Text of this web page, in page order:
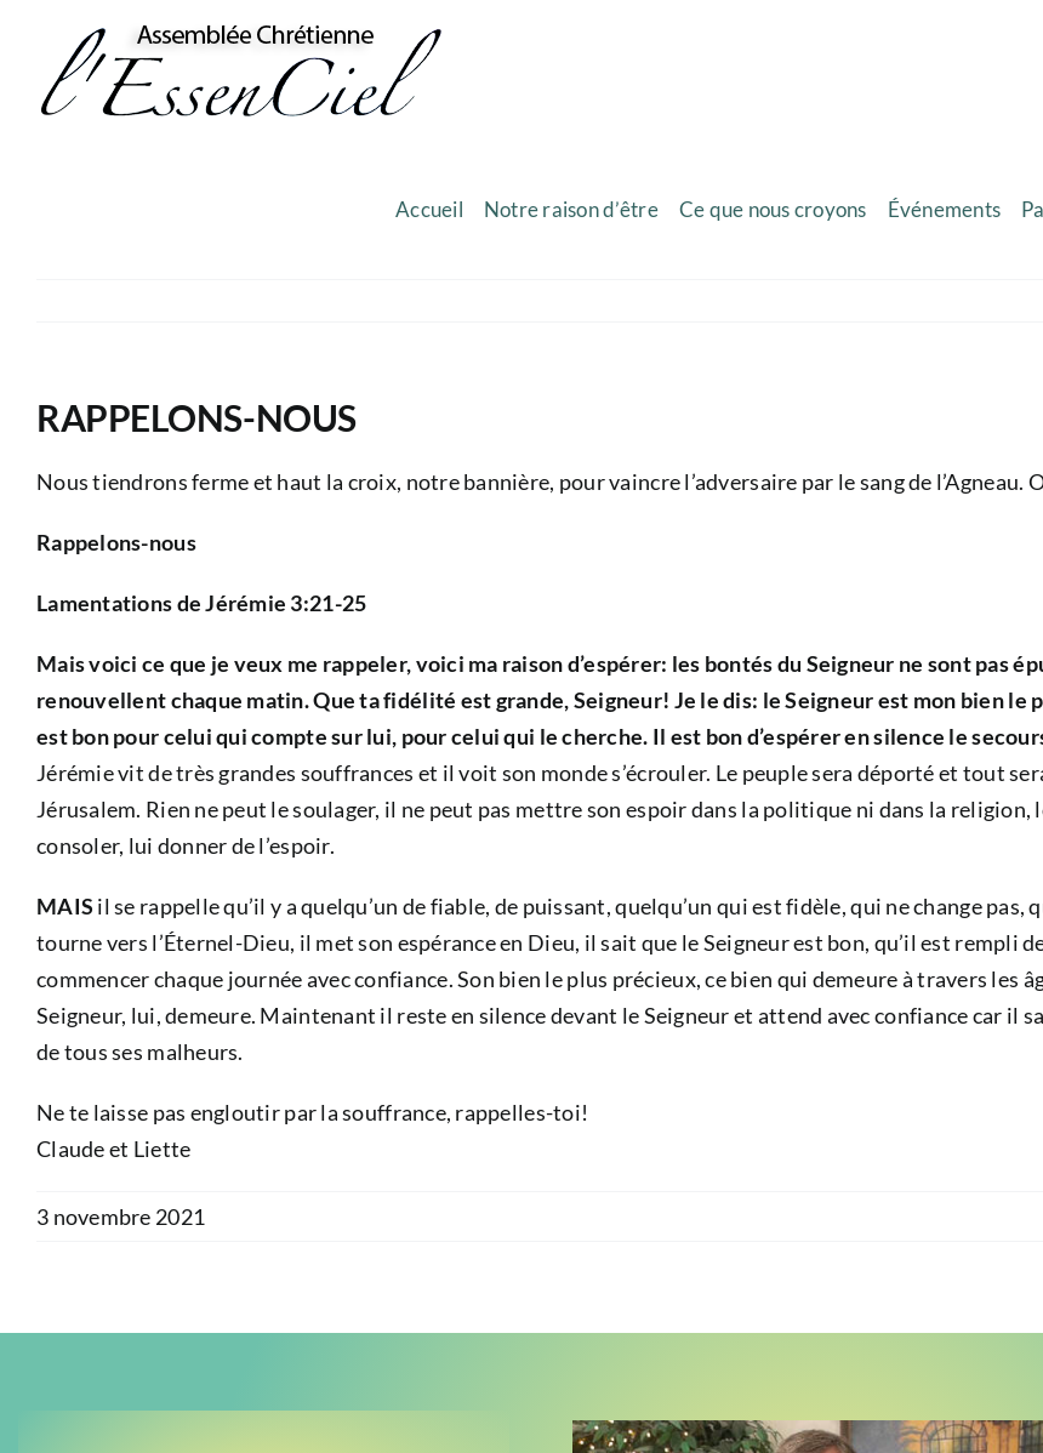
content
Accueil Notre raison d’être Ce que nous croyons Événements
RAPPELONS-NOUS
Nous tiendrons ferme et haut la croix, notre bannière, pour vaincre l’adversaire par le sang de
Rappelons-nous
Lamentations de Jérémie 3:21-25
Mais voici ce que je veux me rappeler, voici ma raison d’espérer: les bontés du Seigneur ne sont pas
renouvellent chaque matin. Que ta fidélité est grande, Seigneur! Je le dis: le Seigneur est mon bien le
est bon pour celui qui compte sur lui, pour celui qui le cherche. Il est bon d’espérer en silence le
Jérémie vit de très grandes souffrances et il voit son monde s’écrouler. Le peuple sera déporté et tout
Jérusalem. Rien ne peut le soulager, il ne peut pas mettre son espoir dans la politique ni dans la
consoler, lui donner de l’espoir.
MAIS il se rappelle qu’il y a quelqu’un de fiable, de puissant, quelqu’un qui est fidèle, qui ne change
tourne vers l’Éternel-Dieu, il met son espérance en Dieu, il sait que le Seigneur est bon, qu’il est rempli
commencer chaque journée avec confiance. Son bien le plus précieux, ce bien qui demeure à travers les
Seigneur, lui, demeure. Maintenant il reste en silence devant le Seigneur et attend avec confiance car il
de tous ses malheurs.
Ne te laisse pas engloutir par la souffrance, rappelles-toi!
Claude et Liette
3 novembre 2021